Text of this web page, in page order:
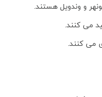
و وندویل هستند.
می کنند.